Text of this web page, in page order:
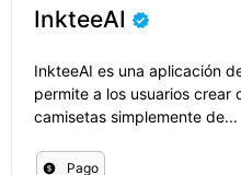
InkteeAI
InkteeAI es una aplicación
permite a los usuarios crear
camisetas simplemente de...
Pago